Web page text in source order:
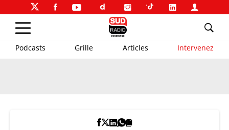
Podcasts Grille Articles Intervenez